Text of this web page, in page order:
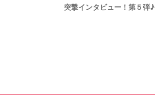
突撃インタビュー！第５弾♪